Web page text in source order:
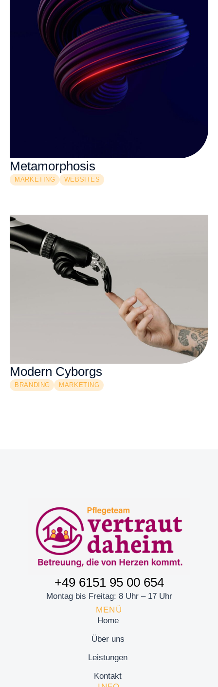
Metamorphosis
MARKETING WEBSITES
Modern Cyborgs
BRANDING MARKETING
+49 6151 95 00 654
Montag bis Freitag: 8 Uhr – 17 Uhr
MENÜ
Home
Über uns
Leistungen
Kontakt